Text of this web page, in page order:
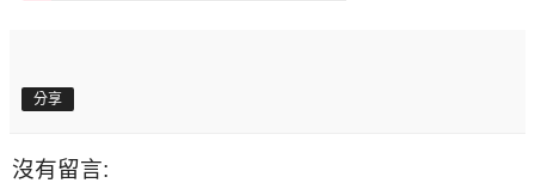
分享
沒有留言: